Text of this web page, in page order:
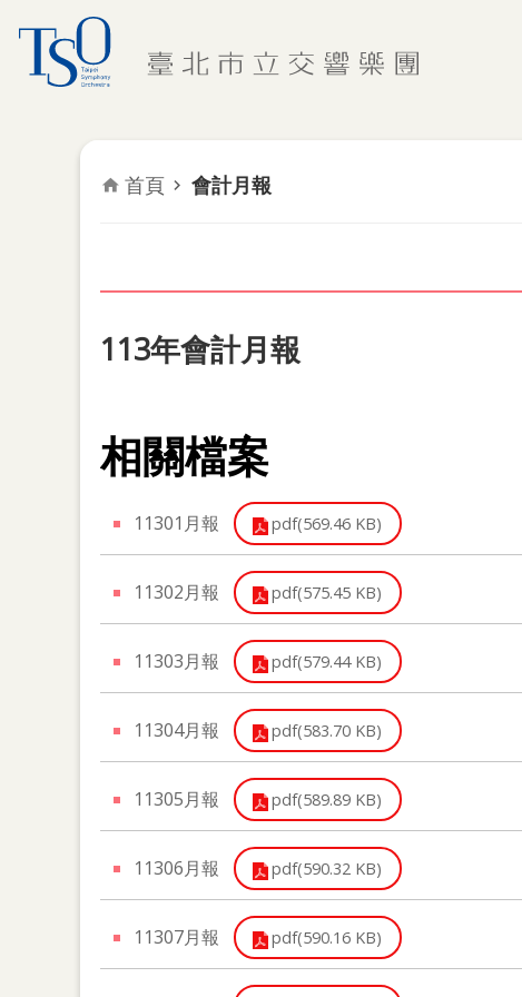
跳到主要內容區塊
首頁 會計月報
113年會計月報
相關檔案
11301月報 pdf(569.46 KB)
11302月報 pdf(575.45 KB)
11303月報 pdf(579.44 KB)
11304月報 pdf(583.70 KB)
11305月報 pdf(589.89 KB)
11306月報 pdf(590.32 KB)
11307月報 pdf(590.16 KB)